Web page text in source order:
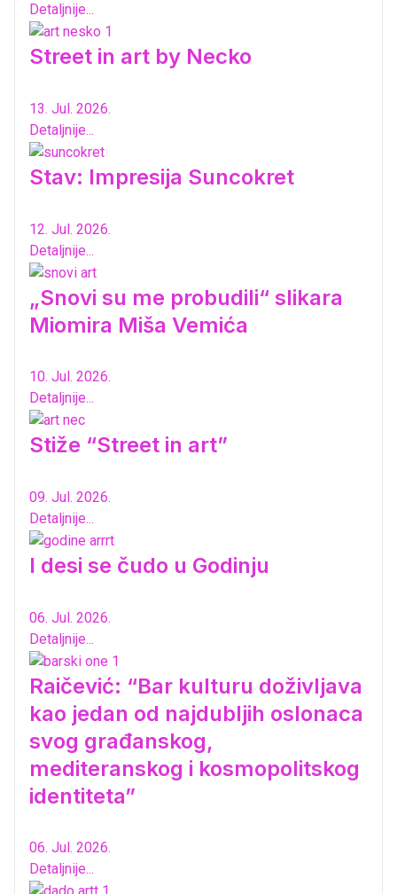
Detaljnije...
Street in art by Necko
13. Jul. 2026.
Detaljnije...
Stav: Impresija Suncokret
12. Jul. 2026.
Detaljnije...
„Snovi su me probudili“ slikara
Miomira Miša Vemića
10. Jul. 2026.
Detaljnije...
Stiže “Street in art”
09. Jul. 2026.
Detaljnije...
I desi se čudo u Godinju
06. Jul. 2026.
Detaljnije...
Raičević: “Bar kulturu doživljava
kao jedan od najdubljih oslonaca
svog građanskog,
mediteranskog i kosmopolitskog
identiteta”
06. Jul. 2026.
Detaljnije...